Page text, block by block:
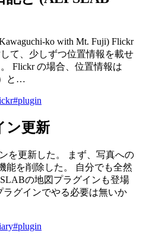
ko with Mt. Fuji) Flickr
て、少しずつ位置情報を載せ
Flickr の場合、位置情報は
と…
#plugin
ン更新
を更新した。 まず、写真への
能を削除した。 自分でも全然
の地図プラグインも登場
ラグインでやる必要は無いか
#plugin